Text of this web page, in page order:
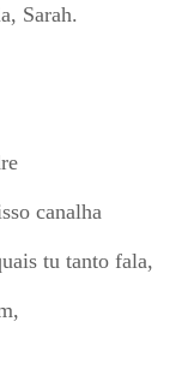
Sarah.
canalha
tu tanto fala,